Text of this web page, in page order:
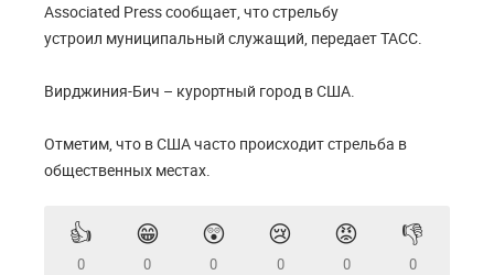
Associated Press сообщает, что стрельбу
устроил муниципальный служащий, передает ТАСС.
Вирджиния-Бич – курортный город в США.
Отметим, что в США часто происходит стрельба в
общественных местах.
👍
0
😁
0
😲
0
😢
0
😡
0
👎
0